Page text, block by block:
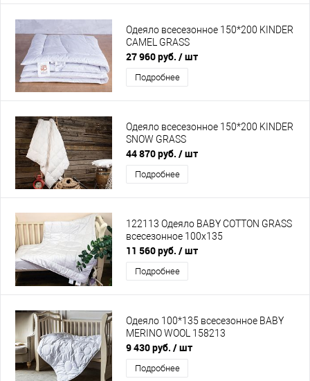
Одеяло всесезонное 150*200 KINDER
CAMEL GRASS
27 960 руб. / шт
Подробнее
Одеяло всесезонное 150*200 KINDER
SNOW GRASS
44 870 руб. / шт
Подробнее
122113 Одеяло BABY COTTON GRASS
всесезонное 100х135
11 560 руб. / шт
Подробнее
Одеяло 100*135 всесезонное BABY
MERINO WOOL 158213
9 430 руб. / шт
Подробнее